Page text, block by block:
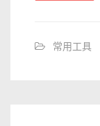
常用工具